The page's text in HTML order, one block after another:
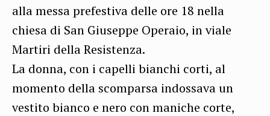
alla messa prefestiva delle ore 18 nella
chiesa di San Giuseppe Operaio, in viale
Martiri della Resistenza.
La donna, con i capelli bianchi corti, al
momento della scomparsa indossava un
vestito bianco e nero con maniche corte,